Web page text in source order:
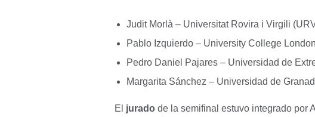
Judit Morlà – Universitat Rovira i Virgili
Pablo Izquierdo – University College London
Pedro Daniel Pajares – Universidad de
Margarita Sánchez – Universidad de
El jurado de la semifinal estuvo integrado por